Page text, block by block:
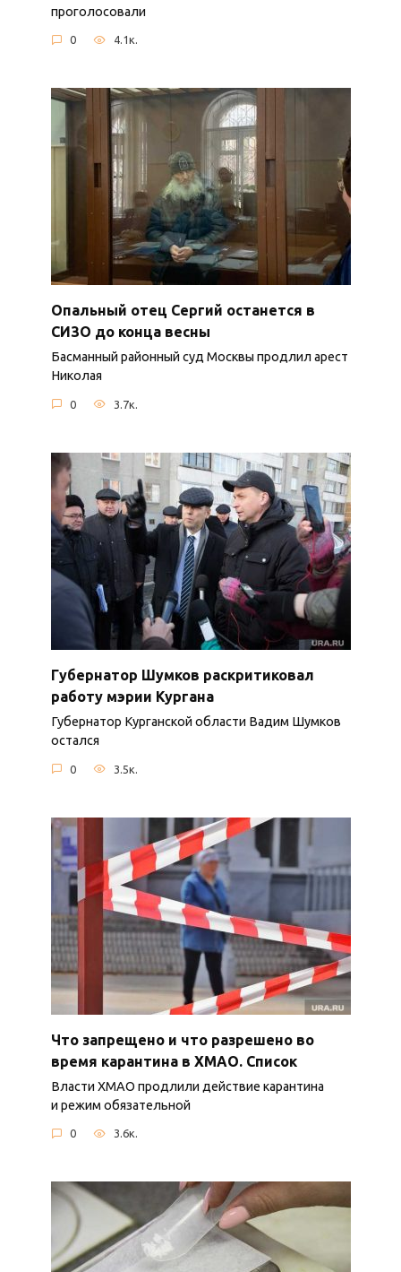
проголосовали
0 4.1к.
Опальный отец Сергий останется в
СИЗО до конца весны
Басманный районный суд Москвы продлил арест
Николая
0 3.7к.
Губернатор Шумков раскритиковал
работу мэрии Кургана
Губернатор Курганской области Вадим Шумков
остался
0 3.5к.
Что запрещено и что разрешено во
время карантина в ХМАО. Список
Власти ХМАО продлили действие карантина
и режим обязательной
0 3.6к.